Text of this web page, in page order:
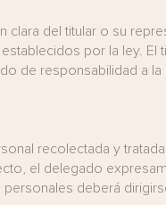
clara del titular o su
por la ley.
de responsabilidad a la
recolectada y
el delegado
deberá